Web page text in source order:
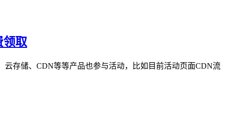
领取
云存储、CDN等等产品也参与活动，比如目前活动页面CDN流